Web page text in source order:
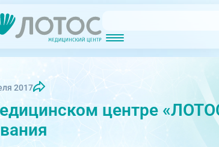
2017
центре
Акции
(Магнитно-резонансная томография)
поликлиника
направления
Интегративная